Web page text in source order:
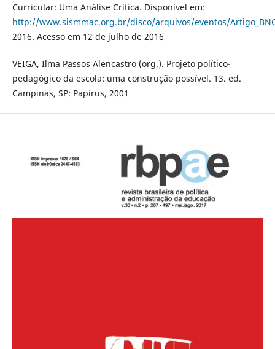
Curricular: Uma Análise Crítica. Disponível em:
http://www.sismmac.org.br/disco/arquivos/eventos/
2016. Acesso em 12 de julho de 2016
VEIGA, Ilma Passos Alencastro (org.). Projeto político-
pedagógico da escola: uma construção possível. 13. ed.
Campinas, SP: Papirus, 2001